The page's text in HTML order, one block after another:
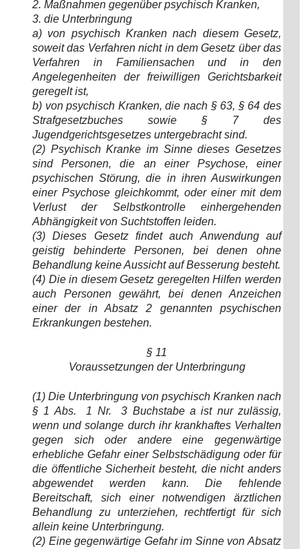
2. Maßnahmen gegenüber psychisch Kranken,
3. die Unterbringung
a) von psychisch Kranken nach diesem Gesetz,
soweit das Verfahren nicht in dem Gesetz über das
Verfahren in Familiensachen und in den
Angelegenheiten der freiwilligen Gerichtsbarkeit
geregelt ist,
b) von psychisch Kranken, die nach § 63, § 64 des
Strafgesetzbuches sowie § 7 des
Jugendgerichtsgesetzes untergebracht sind.
(2) Psychisch Kranke im Sinne dieses Gesetzes
sind Personen, die an einer Psychose, einer
psychischen Störung, die in ihren Auswirkungen
einer Psychose gleichkommt, oder einer mit dem
Verlust der Selbstkontrolle einhergehenden
Abhängigkeit von Suchtstoffen leiden.
(3) Dieses Gesetz findet auch Anwendung auf
geistig behinderte Personen, bei denen ohne
Behandlung keine Aussicht auf Besserung besteht.
(4) Die in diesem Gesetz geregelten Hilfen werden
auch Personen gewährt, bei denen Anzeichen
einer der in Absatz 2 genannten psychischen
Erkrankungen bestehen.
§ 11
Voraussetzungen der Unterbringung
(1) Die Unterbringung von psychisch Kranken nach
§ 1 Abs. 1 Nr. 3 Buchstabe a ist nur zulässig,
wenn und solange durch ihr krankhaftes Verhalten
gegen sich oder andere eine gegenwärtige
erhebliche Gefahr einer Selbstschädigung oder für
die öffentliche Sicherheit besteht, die nicht anders
abgewendet werden kann. Die fehlende
Bereitschaft, sich einer notwendigen ärztlichen
Behandlung zu unterziehen, rechtfertigt für sich
allein keine Unterbringung.
(2) Eine gegenwärtige Gefahr im Sinne von Absatz